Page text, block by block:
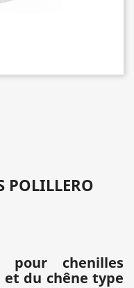
POLILLERO
pour chenilles
du chêne type